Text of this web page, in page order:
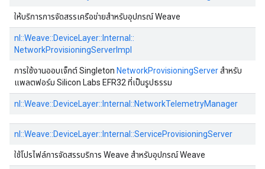
ให้บริการการจัดสรรเครือข่ายสำหรับอุปกรณ์ Weave
nl::Weave::DeviceLayer:: Internal::
NetworkProvisioningServerImpl
การใช้งานออบเจ็กต์ Singleton NetworkProvisioningServerสำหรับ
แพลตฟอร์ม Silicon Labs EFR32 ที่เป็นรูปธรรม
nl::Weave::DeviceLayer:: Internal::NetworkTelemetryManager
nl::Weave::DeviceLayer:: Internal::ServiceProvisioningServer
ใช้โปรไฟล์การจัดสรรบริการ Weave สำหรับอุปกรณ์ Weave